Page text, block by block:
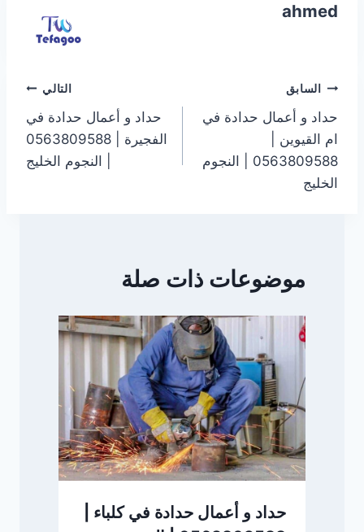
ahmed
تصفّح
المقالات
السابق
حداد و أعمال حدادة في
ام القيوين |
0563809588 | النجوم
الخليج
التالي
حداد و أعمال حدادة في
الفجيرة | 0563809588
| النجوم الخليج
موضوعات ذات صلة
حداد و أعمال حدادة في كلباء |